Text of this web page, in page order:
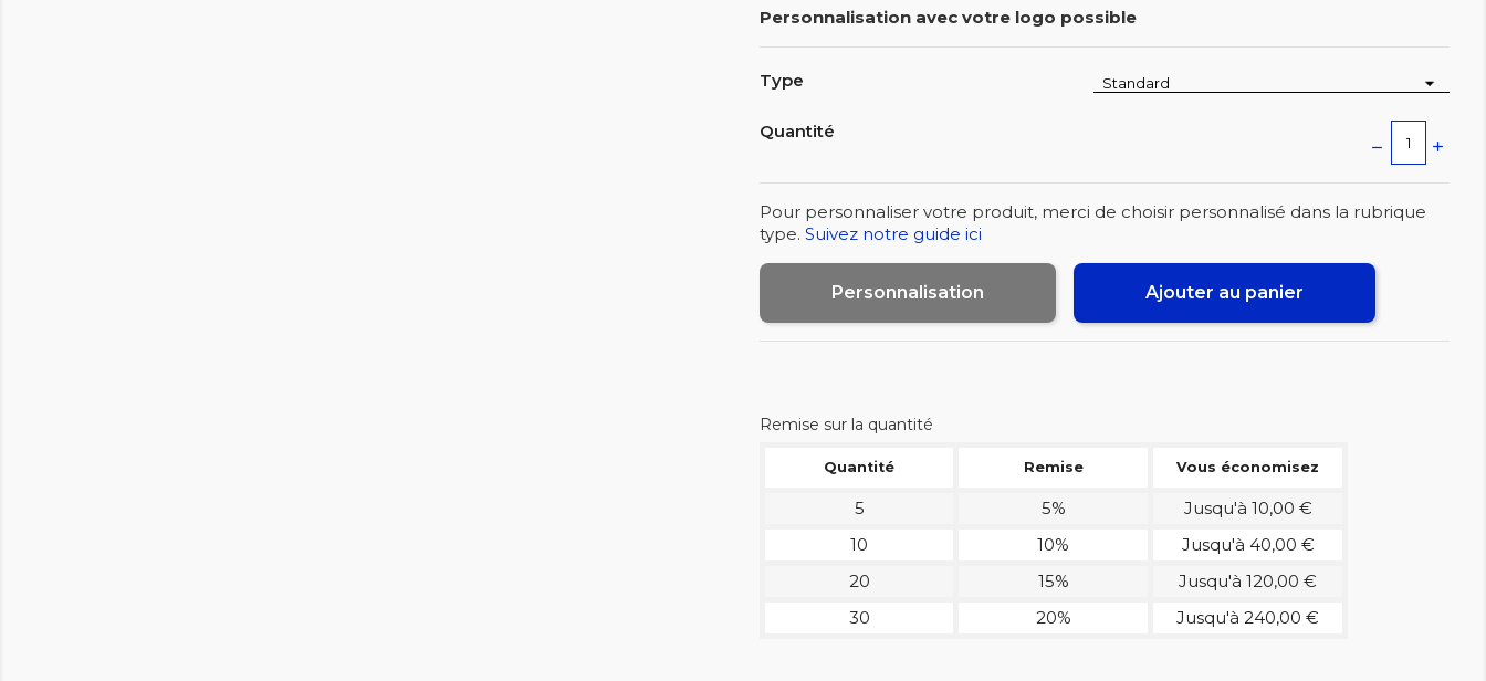
Personnalisation avec votre logo possible
Type
Quantité
Pour personnaliser votre produit, merci de choisir personnalisé dans la rubrique
type. Suivez notre guide ici
Personnalisation Ajouter au panier
Remise sur la quantité
Quantité Remise Vous économisez
5 5%
Jusqu'à 10,00 €
10
10%
Jusqu'à 40,00 €
20
15%
Jusqu'à 120,00 €
30
20% Jusqu'à 240,00 €